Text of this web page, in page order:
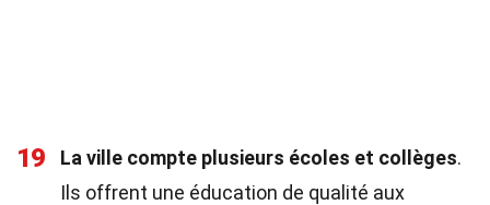
19 La ville compte plusieurs écoles et collèges.
Ils offrent une éducation de qualité aux